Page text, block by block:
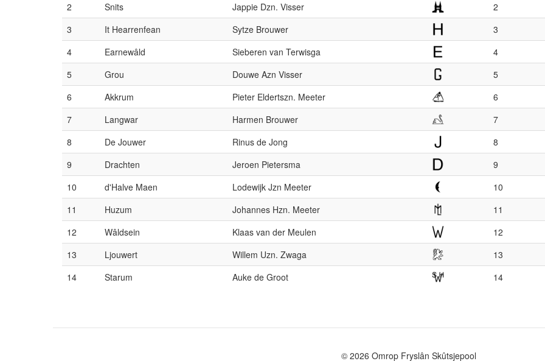
2
Snits Jappie Dzn. Visser 2
3
It Hearrenfean Sytze Brouwer 3
4
Earnewâld Sieberen van Terwisga 4
5
Grou Douwe Azn Visser 5
6
Akkrum Pieter Eldertszn. Meeter 6
7
Langwar Harmen Brouwer 7
8
De Jouwer Rinus de Jong 8
9
Drachten Jeroen Pietersma 9
10
d'Halve Maen Lodewijk Jzn Meeter 10
11
Huzum Johannes Hzn. Meeter 11
12
Wâldsein Klaas van der Meulen 12
13
Ljouwert Willem Uzn. Zwaga 13
14
Starum Auke de Groot 14
© 2026 Omrop Fryslân Skûtsjepool